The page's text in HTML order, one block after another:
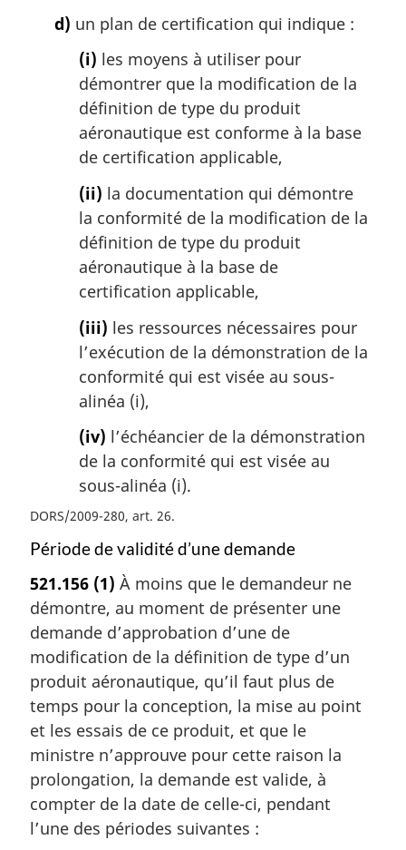
d) un plan de certification qui indique :
(i) les moyens à utiliser pour
démontrer que la modification de la
définition de type du produit
aéronautique est conforme à la base
de certification applicable,
(ii) la documentation qui démontre
la conformité de la modification de la
définition de type du produit
aéronautique à la base de
certification applicable,
(iii) les ressources nécessaires pour
l’exécution de la démonstration de la
conformité qui est visée au sous-
alinéa (i),
(iv) l’échéancier de la démonstration
de la conformité qui est visée au
sous-alinéa (i).
DORS/2009-280, art. 26
Période de validité d’une demande
521.156 (1) À moins que le demandeur ne
démontre, au moment de présenter une
demande d’approbation d’une de
modification de la définition de type d’un
produit aéronautique, qu’il faut plus de
temps pour la conception, la mise au point
et les essais de ce produit, et que le
ministre n’approuve pour cette raison la
prolongation, la demande est valide, à
compter de la date de celle-ci, pendant
l’une des périodes suivantes :